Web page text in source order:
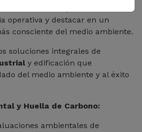
operativa y destacar en un
consciente del medio ambiente.
soluciones integrales de
y edificación que
del medio ambiente y al éxito
y Huella de Carbono:
ambientales de